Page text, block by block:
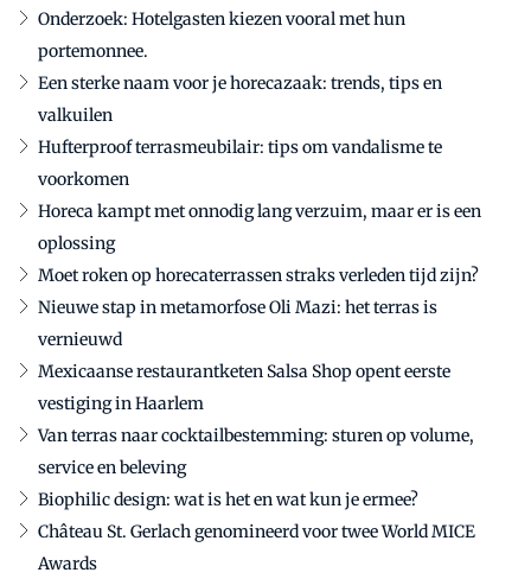
Onderzoek: Hotelgasten kiezen vooral met hun
portemonnee.
Een sterke naam voor je horecazaak: trends, tips en
valkuilen
Hufterproof terrasmeubilair: tips om vandalisme te
voorkomen
Horeca kampt met onnodig lang verzuim, maar er is een
oplossing
Moet roken op horecaterrassen straks verleden tijd zijn?
Nieuwe stap in metamorfose Oli Mazi: het terras is
vernieuwd
Mexicaanse restaurantketen Salsa Shop opent eerste
vestiging in Haarlem
Van terras naar cocktailbestemming: sturen op volume,
service en beleving
Biophilic design: wat is het en wat kun je ermee?
Château St. Gerlach genomineerd voor twee World MICE
Awards